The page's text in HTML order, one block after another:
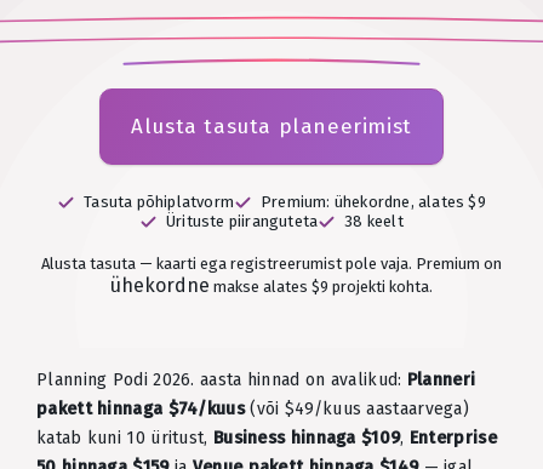
Alusta tasuta planeerimist
Tasuta põhiplatvorm
Premium: ühekordne, alates $9
Ürituste piiranguteta
38 keelt
Alusta tasuta — kaarti ega registreerumist pole vaja. Premium on
ühekordne makse alates $9 projekti kohta.
Planning Podi 2026. aasta hinnad on avalikud: Planneri
pakett hinnaga $74/kuus(või $49/kuus aastaarvega)
katab kuni 10 üritust, Business hinnaga $109, Enterprise